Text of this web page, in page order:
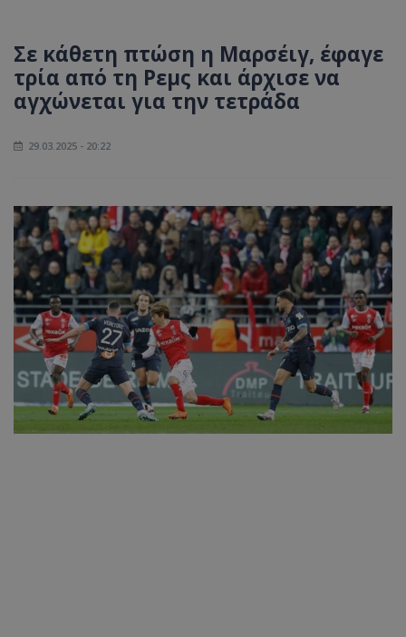
Σε κάθετη πτώση η Μαρσέιγ, έφαγε
τρία από τη Ρεμς και άρχισε να
αγχώνεται για την τετράδα
29.03.2025 - 20:22